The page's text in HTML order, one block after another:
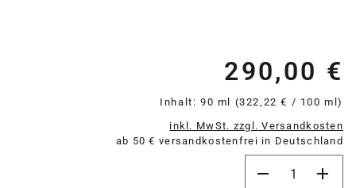
290,00 €
Inhalt: 90 ml (322,22 € / 100 ml)
inkl. MwSt. zzgl. Versandkosten
ab 50 € versandkostenfrei in Deutschland